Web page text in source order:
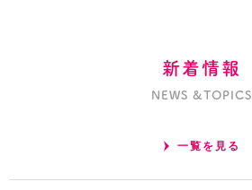
新着情報
NEWS &TOPICS
一覧を見る